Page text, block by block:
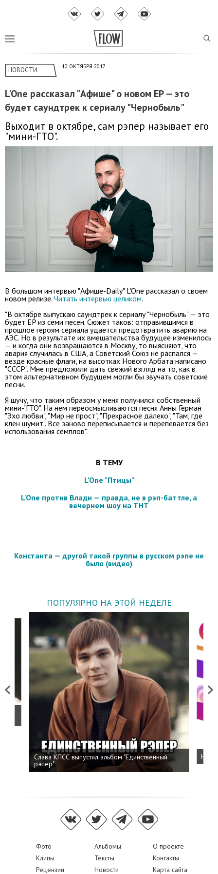
НОВОСТИ 10 ОКТЯБРЯ 2017
L'One рассказал "Афише" о новом EP — это
будет саундтрек к сериалу "Чернобыль"
Выходит в октябре, сам рэпер называет его
"мини-ГТО".
В большом интервью "Афише-Daily" L'One рассказал о своем
новом релизе. Читать интервью целиком.
"В октябре выпускаю саундтрек к сериалу "Чернобыль" — это
будет EP из семи песен. Сюжет таков: отправившимся в
прошлое героям сериала удается предотвратить аварию на
АЭС. Но в результате их вмешательства будущее изменилось
— и когда они возвращаются в Москву, то выясняют, что
авария случилась в США, а Советский Союз не распался —
везде красные флаги, на высотках Нового Арбата написано
"СССР". Мне предложили дать свежий взгляд на то, как в
этом альтернативном будущем могли бы звучать советские
песни.
Я шучу, что таким образом у меня получился собственный
мини-"ГТО". На нем переосмысливаются песня Анны Герман
"Эхо любви", "Мир не прост", "Прекрасное далеко", "Там, где
клен шумит". Все заново переписывается и перепевается без
использования семплов".
В ТЕМУ
L'One "Птицы"
L'One против Влади — правда, не в рэп-баттле, а
вечернем шоу на ТНТ
Константа — другой такой группы в русском рэпе не
было (видео)
ПОПУЛЯРНО НА ЭТОЙ НЕДЕЛЕ
Previous
Слава КПСС выпустил альбом "Единственный
рэпер"
Next
Фото Альбомы
О проекте
Клипы
Тексты
Контакты
Рецензии
Новости Карта сайта